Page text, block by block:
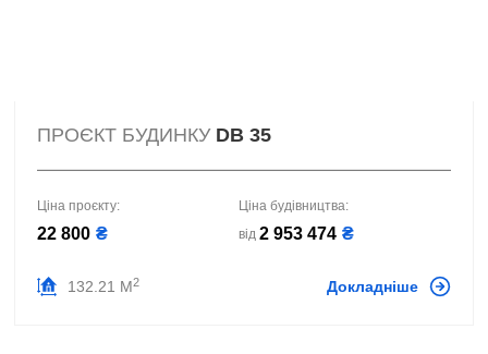
ПРОЄКТ БУДИНКУ DB 35
Ціна проєкту:
22 800 ₴
Ціна будівництва:
від 2 953 474 ₴
132.21 М2 Докладніше